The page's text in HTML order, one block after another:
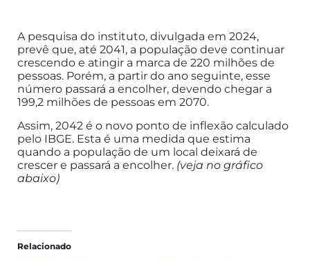
A pesquisa do instituto, divulgada em 2024,
prevê que, até 2041, a população deve continuar
crescendo e atingir a marca de 220 milhões de
pessoas. Porém, a partir do ano seguinte, esse
número passará a encolher, devendo chegar a
199,2 milhões de pessoas em 2070.
Assim, 2042 é o novo ponto de inflexão calculado
pelo IBGE. Esta é uma medida que estima
quando a população de um local deixará de
crescer e passará a encolher. (veja no gráfico
abaixo)
Relacionado